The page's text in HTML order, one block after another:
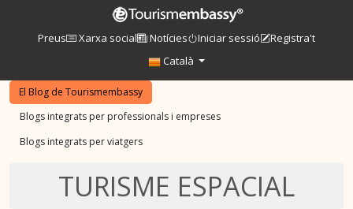
Preus Xarxa social Notícies Iniciar sessió
Registra't
Català
El Blog de Tourismembassy
Blogs integrats per professionals i empreses
Blogs integrats per viatgers
TURISME ESPACIAL